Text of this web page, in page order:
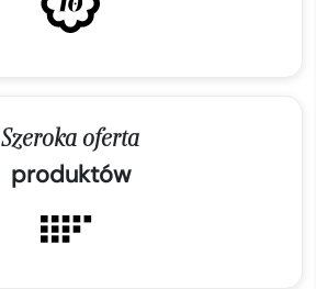
Szeroka oferta
produktów